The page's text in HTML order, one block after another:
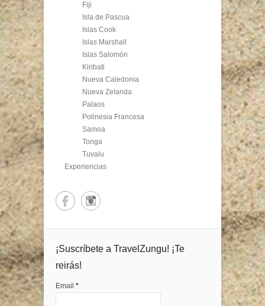
Fiji
Isla de Pascua
Islas Cook
Islas Marshall
Islas Salomón
Kiribati
Nueva Caledonia
Nueva Zelanda
Palaos
Polinesia Francesa
Samoa
Tonga
Tuvalu
Experiencias
¡Suscríbete a TravelZungu! ¡Te
reirás!
Email *